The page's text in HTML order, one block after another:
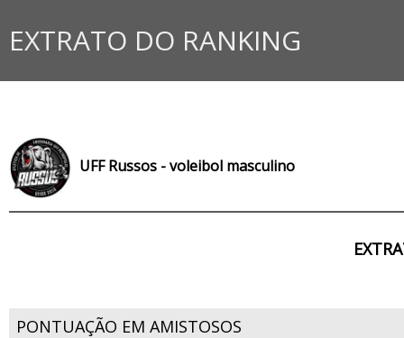
EXTRATO DO RANKING
UFF Russos - voleibol masculino
PONTUAÇÃO EM AMISTOSOS